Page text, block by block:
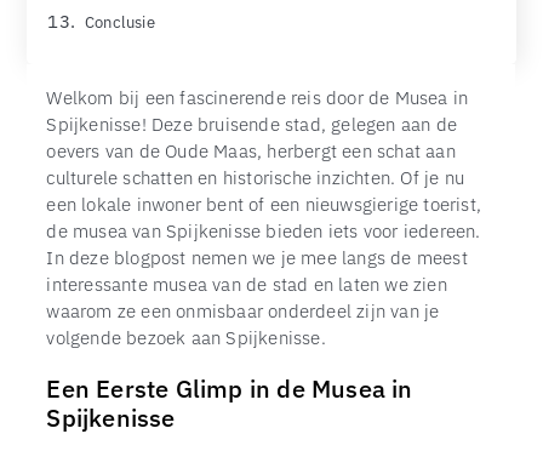
Conclusie
Welkom bij een fascinerende reis door de Musea in
Spijkenisse! Deze bruisende stad, gelegen aan de
oevers van de Oude Maas, herbergt een schat aan
culturele schatten en historische inzichten. Of je nu
een lokale inwoner bent of een nieuwsgierige toerist,
de musea van Spijkenisse bieden iets voor iedereen.
In deze blogpost nemen we je mee langs de meest
interessante musea van de stad en laten we zien
waarom ze een onmisbaar onderdeel zijn van je
volgende bezoek aan Spijkenisse.
Een Eerste Glimp in de Musea in
Spijkenisse